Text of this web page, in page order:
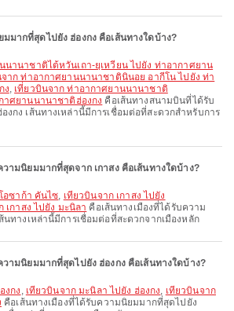
มากที่สุดไปยัง ฮ่องกง คือเส้นทางใดบ้าง?
จาก ท่าอากาศยานนานาชาตินินอย อากีโน ไปยัง ท่า
ง, เที่ยวบินจาก ท่าอากาศยานนานาชาติ
าศยานนานาชาติฮ่องกง คือเส้นทางสนามบินที่ได้รับ
กง เส้นทางเหล่านี้มีการเชื่อมต่อที่สะดวกสำหรับการ
วามนิยมมากที่สุดจาก เกาสง คือเส้นทางใดบ้าง?
อซาก้า คันไซ, เที่ยวบินจาก เกาสง ไปยัง
เกาสง ไปยัง มะนิลา คือเส้นทางเมืองที่ได้รับความ
นทางเหล่านี้มีการเชื่อมต่อที่สะดวกจากเมืองหลัก
วามนิยมมากที่สุดไปยัง ฮ่องกง คือเส้นทางใดบ้าง?
งกง , เที่ยวบินจาก มะนิลา ไปยัง ฮ่องกง, เที่ยวบินจาก
คือเส้นทางเมืองที่ได้รับความนิยมมากที่สุดไปยัง